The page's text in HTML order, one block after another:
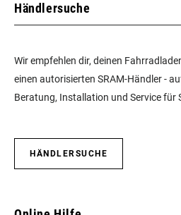
Händlersuche
Wir empfehlen dir, deinen
einen autorisierten SRAM-Händler -
Beratung, Installation und Service für
HÄNDLERSUCHE